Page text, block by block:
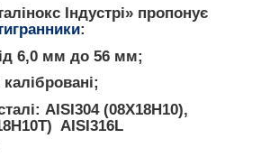
Індустрі» пропонує
:
6,0 мм до 56 мм;
AISI304 (08Х18Н10),
AISI316L